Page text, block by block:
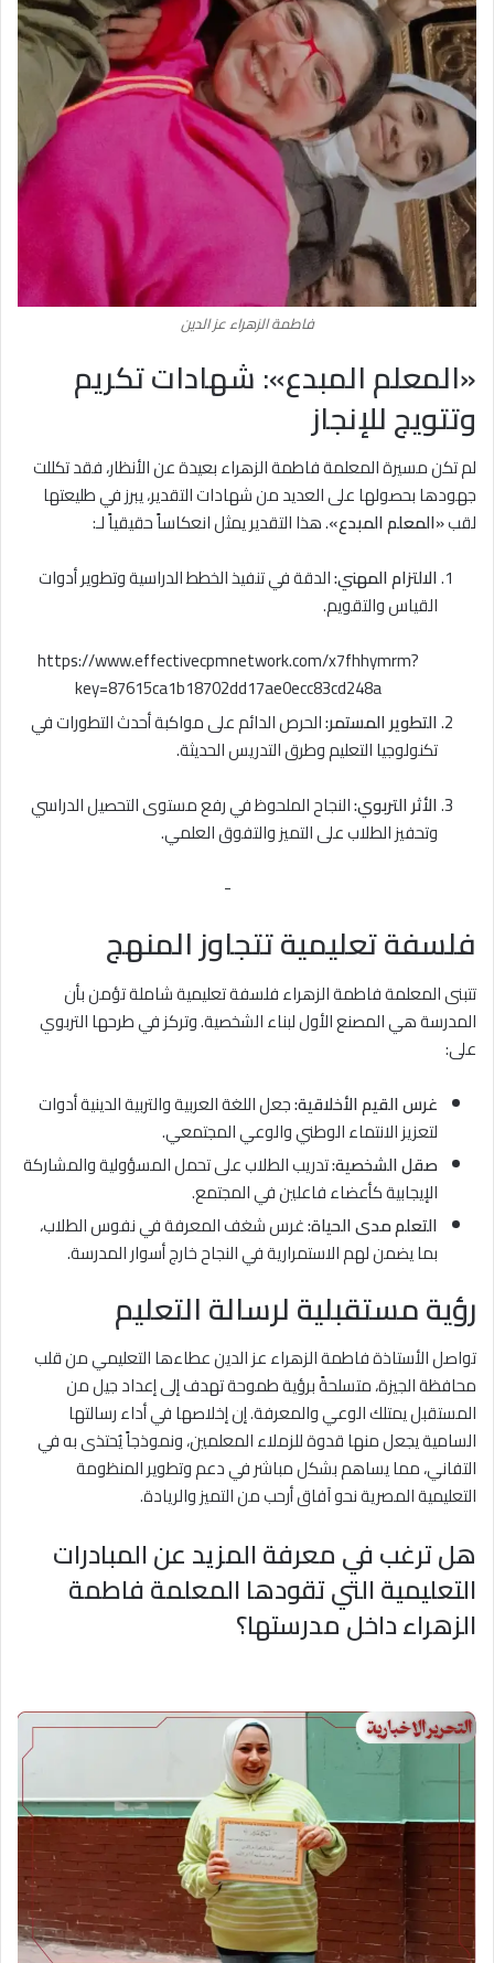
فاطمة الزهراء عز الدين
«المعلم المبدع»: شهادات تكريم
وتتويج للإنجاز
لم تكن مسيرة المعلمة فاطمة الزهراء بعيدة عن الأنظار، فقد تكللت
جهودها بحصولها على العديد من شهادات التقدير، يبرز في طليعتها
لقب«المعلم المبدع». هذا التقدير يمثل انعكاساً حقيقياً لـ:
الالتزام المهني:الدقة في تنفيذ الخطط الدراسية وتطوير أدوات
القياس والتقويم.
https://www.effectivecpmnetwork.com/x7fhhymrm?
key=87615ca1b18702dd17ae0ecc83cd248a
التطوير المستمر:الحرص الدائم على مواكبة أحدث التطورات في
تكنولوجيا التعليم وطرق التدريس الحديثة.
الأثر التربوي:النجاح الملحوظ في رفع مستوى التحصيل الدراسي
وتحفيز الطلاب على التميز والتفوق العلمي.
-
فلسفة تعليمية تتجاوز المنهج
تتبنى المعلمة فاطمة الزهراء فلسفة تعليمية شاملة تؤمن بأن
المدرسة هي المصنع الأول لبناء الشخصية. وتركز في طرحها التربوي
على:
غرس القيم الأخلاقية:جعل اللغة العربية والتربية الدينية أدوات
لتعزيز الانتماء الوطني والوعي المجتمعي.
صقل الشخصية:تدريب الطلاب على تحمل المسؤولية والمشاركة
الإيجابية كأعضاء فاعلين في المجتمع.
التعلم مدى الحياة:غرس شغف المعرفة في نفوس الطلاب،
بما يضمن لهم الاستمرارية في النجاح خارج أسوار المدرسة.
رؤية مستقبلية لرسالة التعليم
تواصل الأستاذة فاطمة الزهراء عز الدين عطاءها التعليمي من قلب
محافظة الجيزة، متسلحةً برؤية طموحة تهدف إلى إعداد جيل من
المستقبل يمتلك الوعي والمعرفة. إن إخلاصها في أداء رسالتها
السامية يجعل منها قدوة للزملاء المعلمين، ونموذجاً يُحتذى به في
التفاني، مما يساهم بشكل مباشر في دعم وتطوير المنظومة
التعليمية المصرية نحو آفاق أرحب من التميز والريادة.
هل ترغب في معرفة المزيد عن المبادرات
التعليمية التي تقودها المعلمة فاطمة
الزهراء داخل مدرستها؟